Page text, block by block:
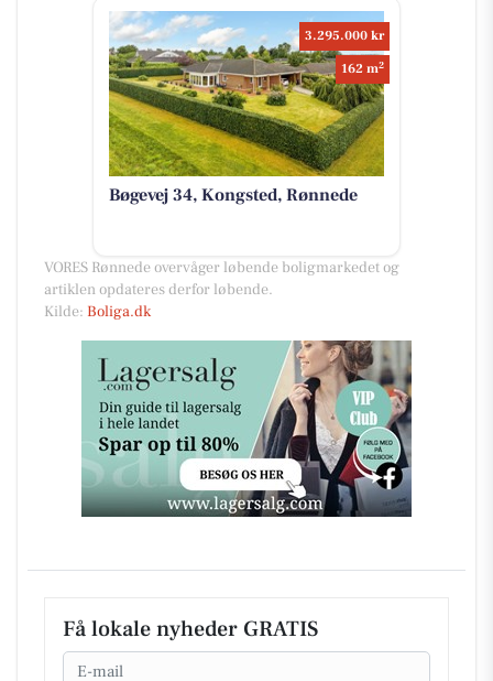
3.295.000 kr
162 m2
Bøgevej 34, Kongsted, Rønnede
VORES Rønnede overvåger løbende boligmarkedet og
artiklen opdateres derfor løbende.
Kilde: Boliga.dk
Få lokale nyheder GRATIS
Email